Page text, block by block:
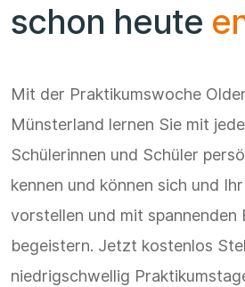
schon heute
Mit der Praktikumswoche
Münsterland lernen Sie mit
Schülerinnen und Schüler
kennen und können sich und
vorstellen und mit spannenden
begeistern. Jetzt kostenlos
niedrigschwellig